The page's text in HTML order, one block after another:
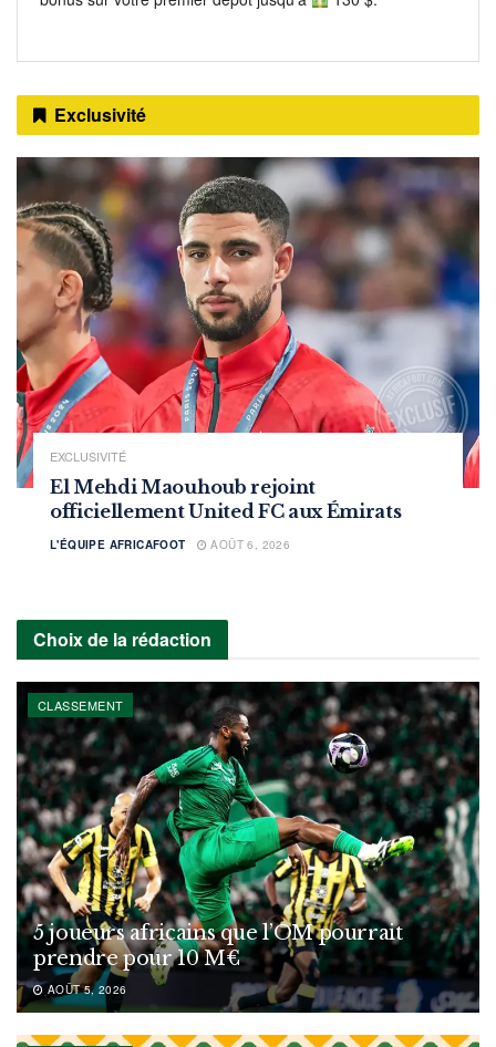
Exclusivité
EXCLUSIVITÉ
El Mehdi Maouhoub rejoint
officiellement United FC aux Émirats
L'ÉQUIPE AFRICAFOOT AOÛT 6, 2026
Choix de la rédaction
CLASSEMENT
5 joueurs africains que l’OM pourrait
prendre pour 10 M€
AOÛT 5, 2026